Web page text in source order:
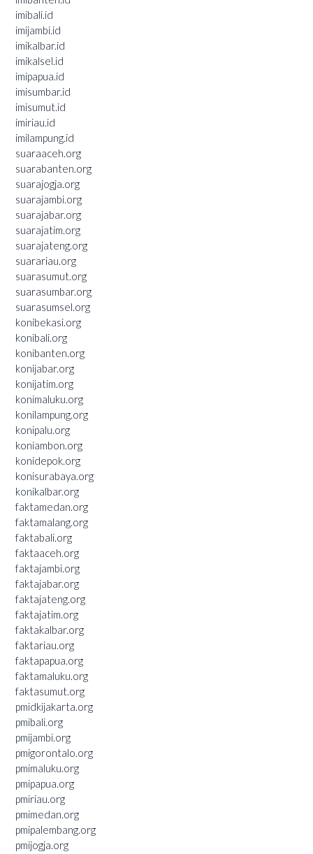
imibali.id
imijambi.id
imikalbar.id
imikalsel.id
imipapua.id
imisumbar.id
imisumut.id
imiriau.id
imilampung.id
suaraaceh.org
suarabanten.org
suarajogja.org
suarajambi.org
suarajabar.org
suarajatim.org
suarajateng.org
suarariau.org
suarasumut.org
suarasumbar.org
suarasumsel.org
konibekasi.org
konibali.org
konibanten.org
konijabar.org
konijatim.org
konimaluku.org
konilampung.org
konipalu.org
koniambon.org
konidepok.org
konisurabaya.org
konikalbar.org
faktamedan.org
faktamalang.org
faktabali.org
faktaaceh.org
faktajambi.org
faktajabar.org
faktajateng.org
faktajatim.org
faktakalbar.org
faktariau.org
faktapapua.org
faktamaluku.org
faktasumut.org
pmidkijakarta.org
pmibali.org
pmijambi.org
pmigorontalo.org
pmimaluku.org
pmipapua.org
pmiriau.org
pmimedan.org
pmipalembang.org
pmijogja.org